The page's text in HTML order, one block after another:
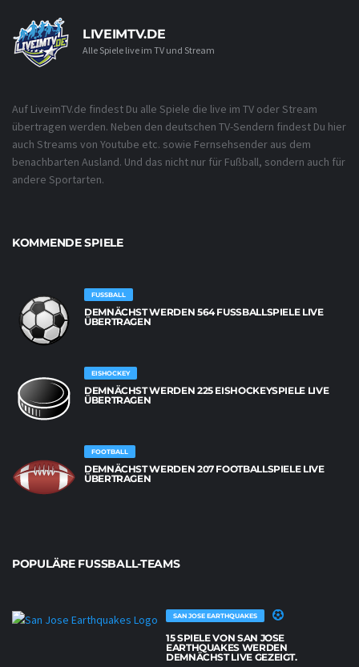
LIVEIMTV.DE
Alle Spiele live im TV und Stream
Auf LiveimTV.de findest Du alle Spiele die live im TV oder Stream
übertragen werden. Neben den deutschen TV-Sendern findest Du hier
auch Streams von Youtube etc. sowie Fernsehsender aus dem
benachbarten Ausland. Und das nicht nur für Fußball, sondern auch für
andere Sportarten.
KOMMENDE SPIELE
FUSSBALL
DEMNÄCHST WERDEN 564 FUSSBALLSPIELE LIVE Ü
BERTRAGEN
EISHOCKEY
DEMNÄCHST WERDEN 225 EISHOCKEYSPIELE LIVE
ÜBERTRAGEN
FOOTBALL
DEMNÄCHST WERDEN 207 FOOTBALLSPIELE LIVE
ÜBERTRAGEN
POPULÄRE FUSSBALL-TEAMS
SAN JOSE EARTHQUAKES
15 SPIELE VON SAN JOSE
EARTHQUAKES WERDEN
DEMNÄCHST LIVE GEZEIGT.